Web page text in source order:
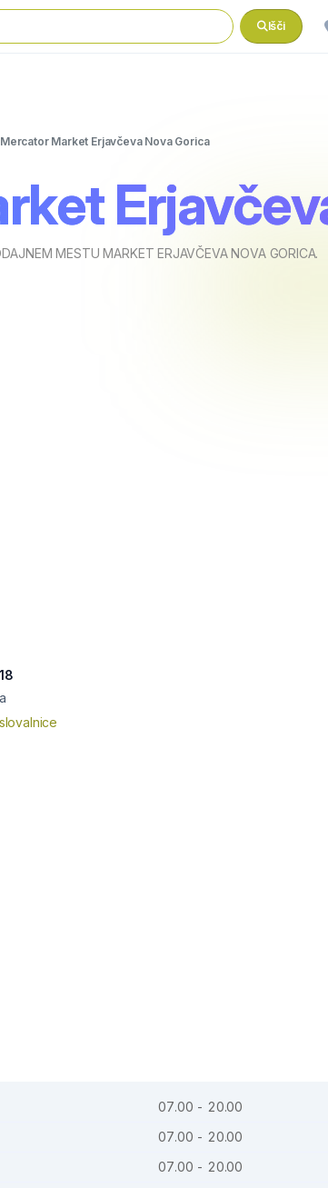
Išči
Mercator Market Erjavčeva Nova Gorica
MESTU MARKET ERJAVČEVA NOVA GORICA.
07.00 - 20.00
07.00 - 20.00
07.00 - 20.00